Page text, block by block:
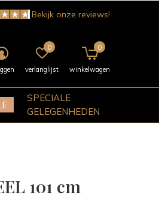
SPECIALE
GELEGENHEDEN
verlanglijst
0
winkelwagen
0
Bekijk onze reviews!
101 cm